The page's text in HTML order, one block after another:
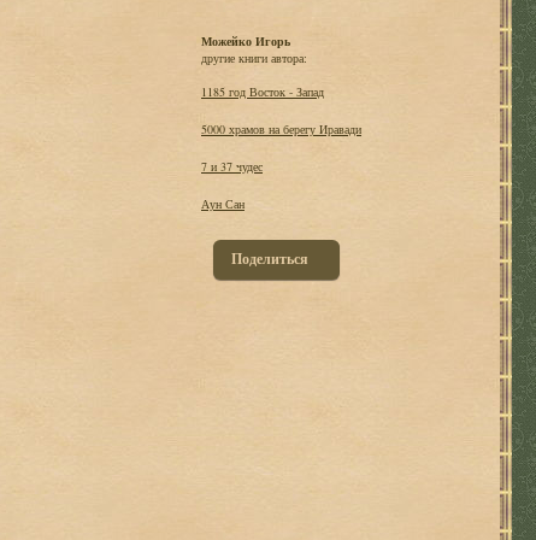
Можейко Игорь
другие книги автора:
1185 год Восток - Запад
5000 храмов на берегу Иравади
7 и 37 чудес
Аун Сан
Поделиться